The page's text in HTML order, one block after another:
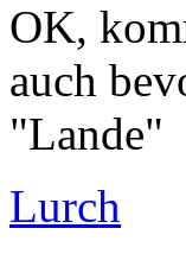
OK,
auch
"Lande"
Lurch